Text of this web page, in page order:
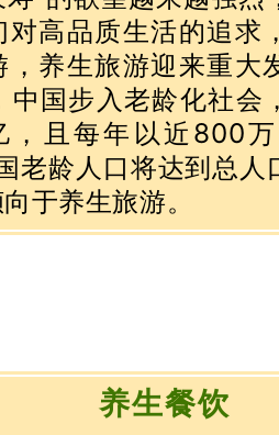
对高品质生活的追求
，养生旅游迎来重大
中国步入老龄化社会
，且每年以近800
老龄人口将达到总人
于养生旅游。
养生餐饮